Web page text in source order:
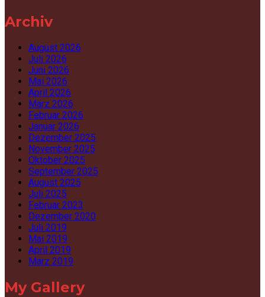
Archiv
August 2026
Juli 2026
Juni 2026
Mai 2026
April 2026
März 2026
Februar 2026
Januar 2026
Dezember 2025
November 2025
Oktober 2025
September 2025
August 2025
Juli 2025
Februar 2023
Dezember 2020
Juli 2019
Mai 2019
April 2019
März 2019
My Gallery